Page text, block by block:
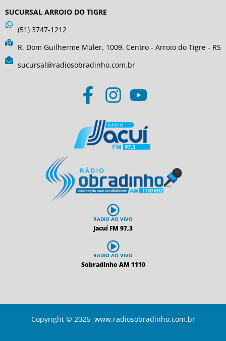
SUCURSAL ARROIO DO TIGRE
(51) 3747-1212
R. Dom Guilherme Müler, 1009. Centro - Arroio do Tigre - RS
sucursal@radiosobradinho.com.br
RADIO AO VIVO
Jacuí FM 97,3
RADIO AO VIVO
Sobradinho AM 1110
Copyright © 2026 www.radiosobradinho.com.br